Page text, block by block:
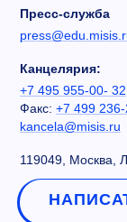
Пресс-служба
Канцелярия:
+7 495 955-00- 32
Факс: +7 499
kancela@misis.ru
119049, Москва,